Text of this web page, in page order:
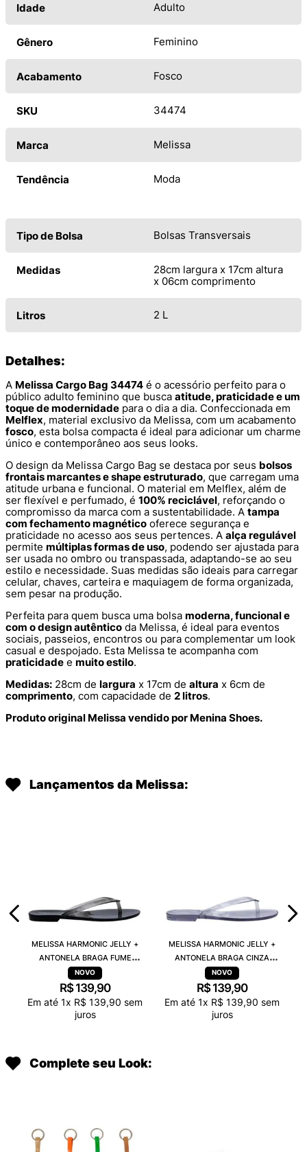
Idade Adulto
Gênero Feminino
Acabamento Fosco
SKU 34474
Marca Melissa
Tendência Moda
Tipo de Bolsa Bolsas Transversais
Medidas
28cm largura x 17cm altura
x 06cm comprimento
Litros 2 L
Detalhes:
A Melissa Cargo Bag 34474 é o acessório perfeito para o
público adulto feminino que busca atitude, praticidade e um
toque de modernidade para o dia a dia. Confeccionada em
Melflex, material exclusivo da Melissa, com um acabamento
fosco, esta bolsa compacta é ideal para adicionar um charme
único e contemporâneo aos seus looks.
O design da Melissa Cargo Bag se destaca por seus bolsos
frontais marcantes e shape estruturado, que carregam uma
atitude urbana e funcional. O material em Melflex, além de
ser flexível e perfumado, é 100% reciclável, reforçando o
compromisso da marca com a sustentabilidade. A tampa
com fechamento magnético oferece segurança e
praticidade no acesso aos seus pertences. A alça regulável
permite múltiplas formas de uso, podendo ser ajustada para
ser usada no ombro ou transpassada, adaptando-se ao seu
estilo e necessidade. Suas medidas são ideais para carregar
celular, chaves, carteira e maquiagem de forma organizada,
sem pesar na produção.
Perfeita para quem busca uma bolsa moderna, funcional e
com o design autêntico da Melissa, é ideal para eventos
sociais, passeios, encontros ou para complementar um look
casual e despojado. Esta Melissa te acompanha com
praticidade e muito estilo.
Medidas: 28cm de largura x 17cm de altura x 6cm de
comprimento, com capacidade de 2 litros.
Produto original Melissa vendido por Menina Shoes.
Lançamentos da Melissa:
MELISSA HARMONIC JELLY +
ANTONELA BRAGA FUME
TRANSPARENTE 38263
R$ 139,90
Em até 1x R$ 139,90 sem
juros
MELISSA HARMONIC JELLY +
ANTONELA BRAGA CINZA
TRANSPARENTE 38263
R$ 139,90
Em até 1x R$ 139,90 sem
juros
Complete seu Look: